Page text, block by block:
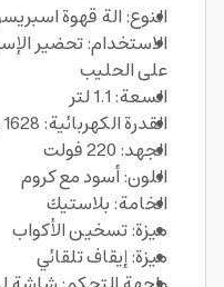
النوع: الة قهوة
الاستخدام: تحضير
على الحليب
السعة: 1.1 لتر
القدرة الكهربائية: 1628 واط
الجهد: 220 فولت
اللون: أسود مع كروم
الخامة: بلاستيك
ميزة: تسخين الأكواب
ميزة: إيقاف تلقائي